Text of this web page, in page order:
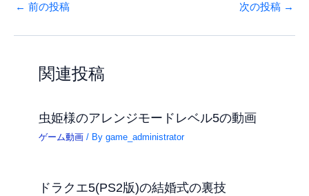
← 前の投稿 次の投稿 →
関連投稿
虫姫様のアレンジモードレベル5の動画
ゲーム動画 / Bygame_administrator
ドラクエ5(PS2版)の結婚式の裏技